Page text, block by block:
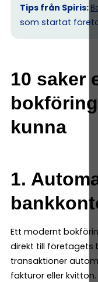
Tips från Spiris:
som startat
10 saker
kunna
1.
Ett modernt
direkt till företagets
transaktioner
fakturor eller